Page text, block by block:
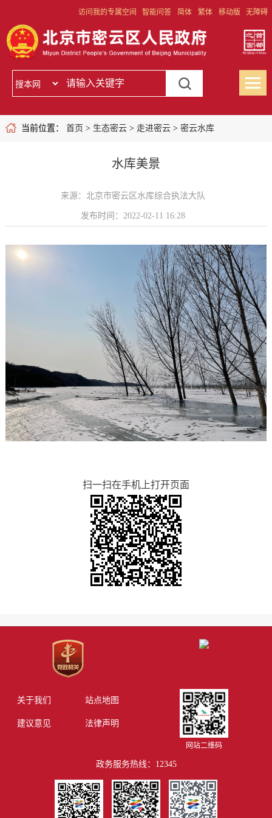
访问我的专属空间 智能问答 简体 繁体 移动版 无障碍
当前位置： 首页 > 生态密云> 走进密云> 密云水库
水库美景
来源：北京市密云区水库综合执法大队
发布时间：2022-02-11 16:28
扫一扫在手机上打开页面
关于我们 站点地图
建议意见 法律声明
网站二维码
政务服务热线：12345